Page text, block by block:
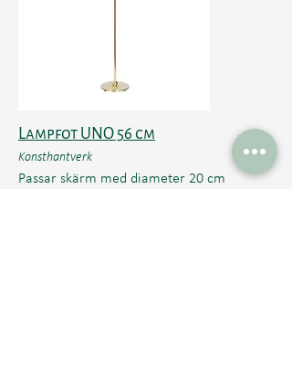
Lampfot UNO 56 cm
Konsthantverk
Passar skärm med diameter 20 cm